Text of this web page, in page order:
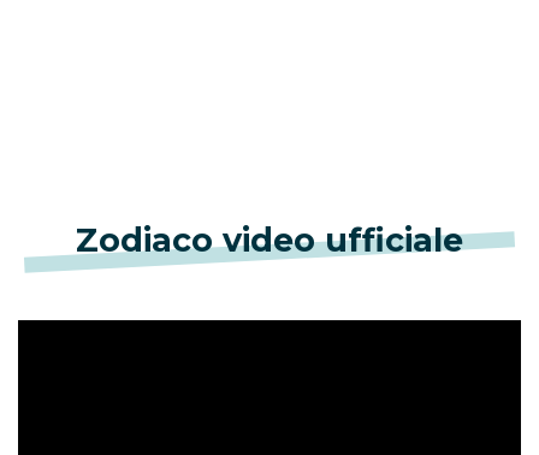
Zodiaco video ufficiale